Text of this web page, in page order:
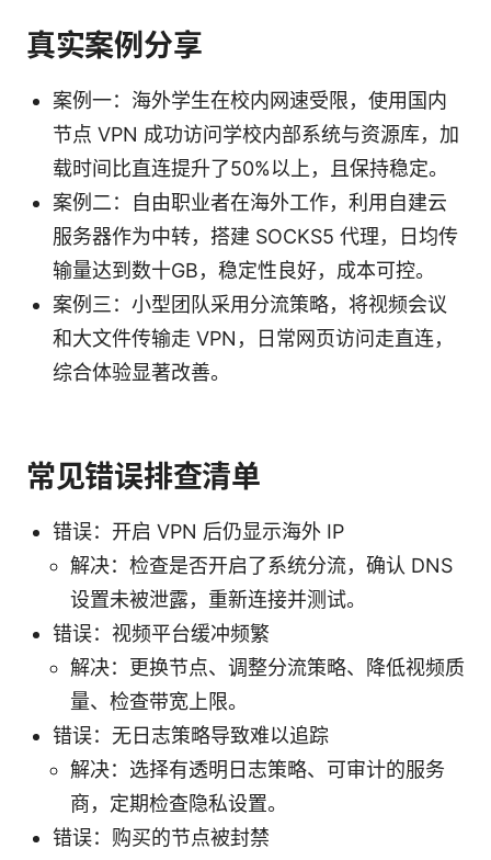
真实案例分享
案例一：海外学生在校内网速受限，使用国内
节点 VPN 成功访问学校内部系统与资源库，加
载时间比直连提升了50%以上，且保持稳定。
案例二：自由职业者在海外工作，利用自建云
服务器作为中转，搭建 SOCKS5 代理，日均传
输量达到数十GB，稳定性良好，成本可控。
案例三：小型团队采用分流策略，将视频会议
和大文件传输走 VPN，日常网页访问走直连，
综合体验显著改善。
常见错误排查清单
错误：开启 VPN 后仍显示海外 IP
解决：检查是否开启了系统分流，确认 DNS
设置未被泄露，重新连接并测试。
错误：视频平台缓冲频繁
解决：更换节点、调整分流策略、降低视频质
量、检查带宽上限。
错误：无日志策略导致难以追踪
解决：选择有透明日志策略、可审计的服务
商，定期检查隐私设置。
错误：购买的节点被封禁